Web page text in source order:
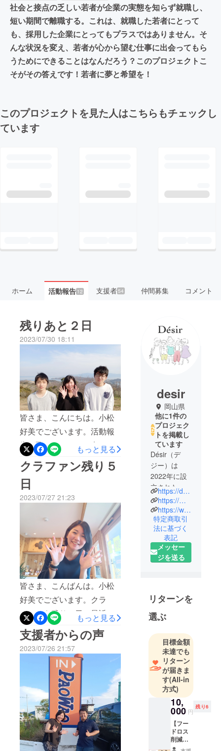
社会と接点の乏しい若者が企業の実態を知らず就職し、
短い期間で離職する。これは、就職した若者にとって
も、採用した企業にとってもプラスではありません。そ
んな状況を変え、若者が心から望む仕事に出会ってもら
うためにできることはなんだろう？このプロジェクトこ
そがその答えです！若者に夢と希望を！
このプロジェクトを見た人はこちらもチェックし
ています
ホーム 活動報告12 支援者54 仲間募集 コメント
残りあと２日
2023/07/30 18:11
皆さま、こんにちは。小松
好美でございます。活動報
告が飛んでしまい、申し訳
ありません。この２日間
は、応援いただいている皆
さまのもとへ、また高校生
の応援にと飛び回っており
ました。そしてそして、ク
ラファンも明日がラスト！
達成まで、あと少し！！高
校生の未来学習「未来
ESD」プロジェクトを立ち
上げたのは、私の息子であ
る蒼空がきっかけでした。
母として、夢のない蒼空
は、将来どうなるんだろう
と不安になった事がきっか
けでした。お子さんを育て
ていらっしゃる方、そう感
じたことはありませんか？
だからこそ、私は親代表と
して、「未来ESD」が必要
だと思ってます。クラファ
ンをスタートするにあた
もっと見る
クラファン残り５
日
2023/07/27 21:23
皆さま、こんばんは。小松
好美でございます。クラ
ファンも残り５日。最近、
トップ画面の私写真を変更
させていただきました。な
ぜなら…「いつも笑顔がト
レードマークのあなたが
笑ってないじゃない！だか
ら、誰かわからなかったよ
～」というお声をいただき
まして。そんなに笑顔が印
象的になっているなんて、
もっと見る
支援者からの声
2023/07/26 21:57
desir
岡山県
他に1件の
プロジェク
トを掲載し
ています
Désir（デ
ジー）は
2022年に設
立された団
体で、主に
高校生の未
来学習「未
来ESD」の
活動をして
います。
者が企業の
実態を知ら
ず就職し、
離職する。
これは、就
職した若者
にとって
も、採用し
た企業に
とってもプ
ラスではあ
りません。
そんな状況
を変え、若
https://desir-okayama.com/
https://mirai-esd.com/
https://www.instagram.com/desir_2022/
特定商取引
法に基づく
表記
メッセー
ジを送る
リターンを
選ぶ
目標金額
未達でも
リターン
が届きま
す(All-in
方式)
10,
000 円
残り6
【フー
ドロス
削減ロ
ゴ缶 3